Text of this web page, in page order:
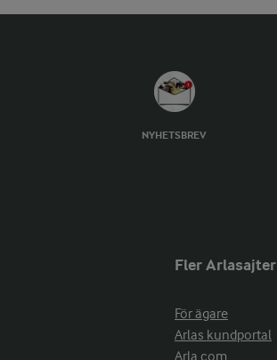
NYHETSBREV
Fler Arlasajter
För ägare
Arlas kundportal
Arla.com